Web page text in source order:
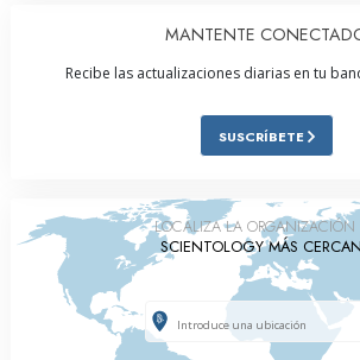
MANTENTE
Recibe las actualizaciones diarias en tu
SUSCRÍBETE
LOCALIZA LA ORGANIZACIÓN
SCIENTOLOGY MÁS